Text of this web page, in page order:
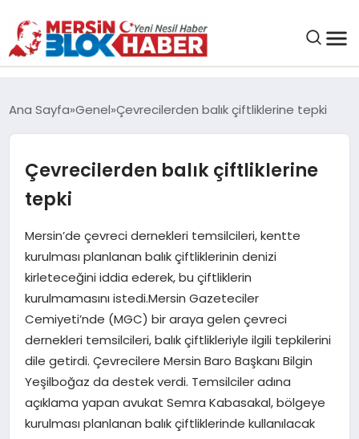
SAĞLIK
ASAYIŞ
EĞITIM
EKONOMI
SANAT
POLITIKA
YAŞAM
Ana Sayfa Genel Çevrecilerden balık çiftliklerine tepki
Çevrecilerden balık çiftliklerine
tepki
Mersin’de çevreci dernekleri temsilcileri, kentte
kurulması planlanan balık çiftliklerinin denizi
kirleteceğini iddia ederek, bu çiftliklerin
kurulmamasını istedi.Mersin Gazeteciler
Cemiyeti’nde (MGC) bir araya gelen çevreci
dernekleri temsilcileri, balık çiftlikleriyle ilgili tepkilerini
dile getirdi. Çevrecilere Mersin Baro Başkanı Bilgin
Yeşilboğaz da destek verdi. Temsilciler adına
açıklama yapan avukat Semra Kabasakal, bölgeye
kurulması planlanan balık çiftliklerinde kullanılacak